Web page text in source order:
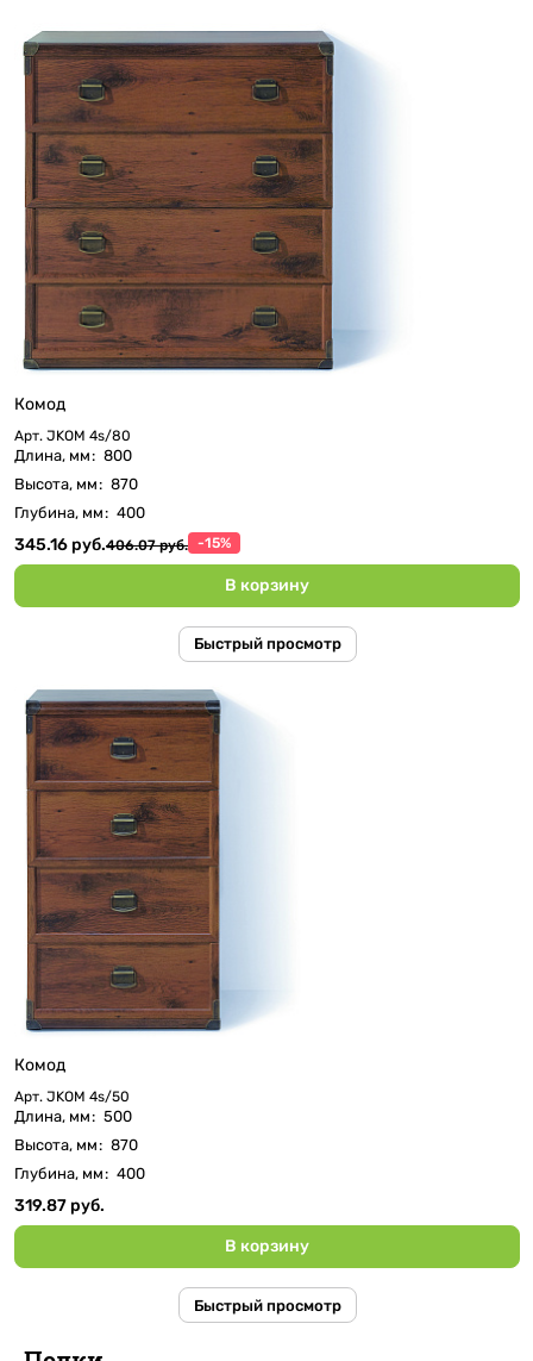
Комод
Арт. JKOM 4s/80
Длина, мм: 800
Высота, мм: 870
Глубина, мм: 400
345.16 руб.406.07 руб. -15%
В корзину
Быстрый просмотр
Комод
Арт. JKOM 4s/50
Длина, мм: 500
Высота, мм: 870
Глубина, мм: 400
319.87 руб.
В корзину
Быстрый просмотр